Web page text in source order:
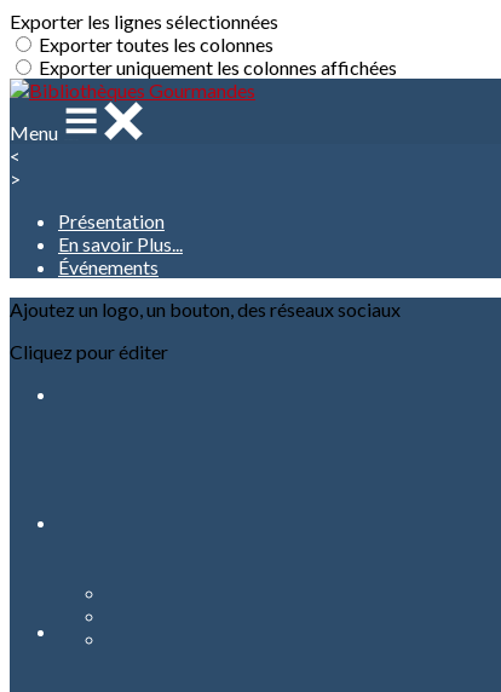
Exporter les lignes sélectionnées
Exporter toutes les colonnes
Exporter uniquement les colonnes affichées
Menu
<
>
Présentation
En savoir Plus...
Événements
Ajoutez un logo, un bouton, des réseaux sociaux
Cliquez pour éditer